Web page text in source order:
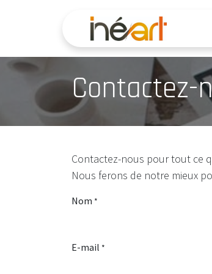
Contactez-
Contactez-nous pour tout ce
Nous ferons de notre mieux
Nom *
E-mail *